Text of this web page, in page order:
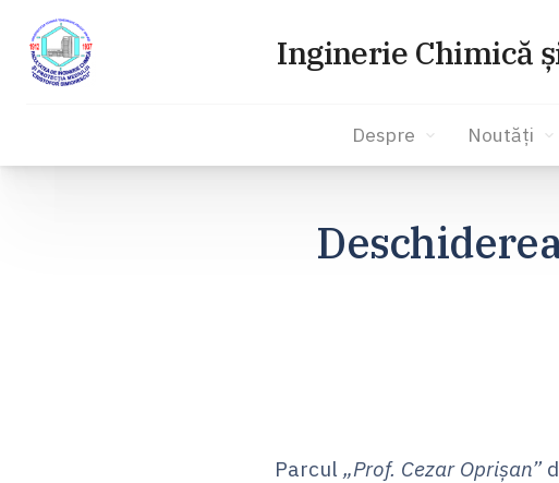
Inginerie Chimică
Despre Noutăți
Parcul „Prof. Cezar Oprișan”